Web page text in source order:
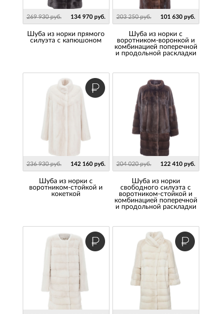
269 930 руб. 134 970 руб.
Шуба из норки прямого
силуэта с капюшоном
203 250 руб. 101 630 руб.
Шуба из норки с
воротником-воронкой и
комбинацией поперечной
и продольной раскладки
236 930 руб. 142 160 руб.
Шуба из норки с
воротником-стойкой и
кокеткой
204 020 руб. 122 410 руб.
Шуба из норки
свободного силуэта с
воротником-стойкой и
комбинацией поперечной
и продольной раскладки